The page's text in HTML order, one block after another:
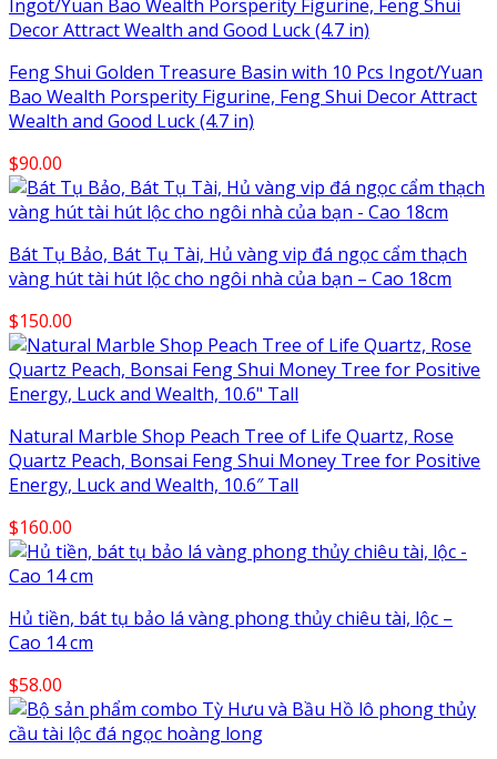
Feng Shui Golden Treasure Basin with 10 Pcs Ingot/Yuan
Bao Wealth Porsperity Figurine, Feng Shui Decor Attract
Wealth and Good Luck (4.7 in)
$90.00
Bát Tụ Bảo, Bát Tụ Tài, Hủ vàng vip đá ngọc cẩm thạch
vàng hút tài hút lộc cho ngôi nhà của bạn – Cao 18cm
$150.00
Natural Marble Shop Peach Tree of Life Quartz, Rose
Quartz Peach, Bonsai Feng Shui Money Tree for Positive
Energy, Luck and Wealth, 10.6″ Tall
$160.00
Hủ tiền, bát tụ bảo lá vàng phong thủy chiêu tài, lộc –
Cao 14 cm
$58.00